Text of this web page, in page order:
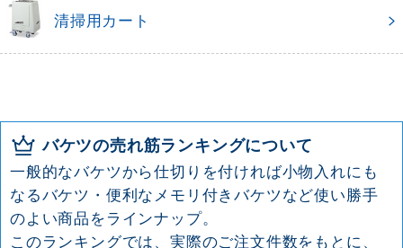
清掃用カート
バケツの売れ筋ランキングについて
一般的なバケツから仕切りを付ければ小物入れにも
なるバケツ・便利なメモリ付きバケツなど使い勝手
のよい商品をラインナップ。
このランキングでは、実際のご注文件数をもとに、